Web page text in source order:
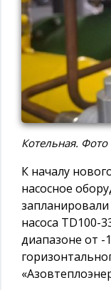
Котельная.
К началу
насосное
насоса TD100-
диапазоне от -